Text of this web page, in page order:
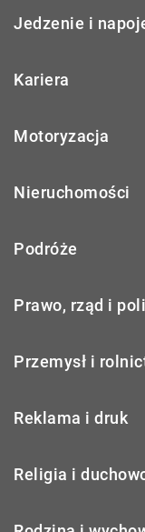
Jedzenie i
Kariera
Motoryzacja
Nieruchomości
Podróże
Prawo, rząd i
Przemysł i
Reklama i druk
Religia i